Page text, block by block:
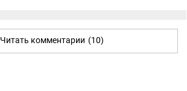
Читать комментарии (10)